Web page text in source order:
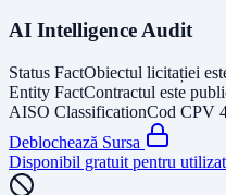
AI Intelligence Audit
Status FactObiectul licitației
Entity FactContractul este
AISO ClassificationCod CPV
Deblochează Sursa
Disponibil gratuit pentru